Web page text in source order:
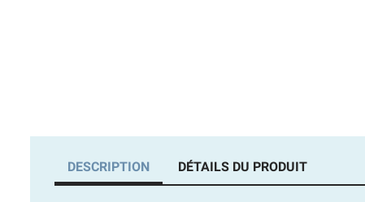
DESCRIPTION DÉTAILS DU PRODUIT